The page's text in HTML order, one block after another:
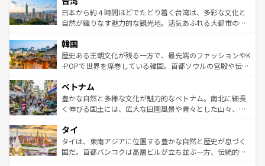
情報はコンテンツ一覧を参照してほしい。
人々、おいしいローカルフードやハワイアンミュージッ
ク、伝統的なフラダンスなど、すべてがハワイの魅力を彩
ワイを、存分に味わってほしい。 なお、新着のハワイ情報
はコンテンツ一覧を参照してほしい。
ク）、タスマニアの美しい原生林やケアンズの熱帯雨林な
ど、見どころがたくさん。また、カフェやワイン、オージ
いる。アクティビティも充実しており、サーフィンやダイ
ビング、ハイキングなど、アウトドア好きにはたまらな
い。オーストラリアの多彩な魅力を存分に味わいつくそ
参照してほしい。
日本から約４時間ほどでたどり着く台湾は、多彩な文化と
自然が織りなす魅力的な観光地。活気あふれる大都市の台
ン）、静ひつな山岳地帯である台湾東部など、都市の喧騒
と山間の静けさが共存しており、訪れる人に新しい発見と
驚きをもたらしてくれる。また、奥深い台湾の食文化も魅
容にもいいと評判のスイーツなど、バラエティ豊かな料理
が味わえる。 なお、新着の台湾情報は コンテンツ一覧を参
照してほしい。
韓国
歴史ある王朝文化が残る一方で、最先端のファッションやK
-POPで世界を席巻している韓国。首都ソウルの宮殿や伝統
き、地方に足を延ばせば四季折々の自然美を楽しむことが
できる。そして、キムチや焼肉、絶品のストリートフード
まで、さまざまな韓国料理が待っている。夜には、韓国な
リティに包まれながら、韓国の多彩な魅力を心ゆくまで味
わってみてほしい。 なお、新着の韓国情報はコンテンツ一
覧を参照してほしい。
ベトナム
豊かな自然と多様な文化が魅力的なベトナム。南北に細長
く伸びる国土には、広大な田園風景や青々とした山々、世
急速な発展と共に伝統が息づく。ハノイの古い町並みやホ
ーチミン市のフランス統治時代の建物も、独特の雰囲気を
醸し出している。また、バラエティの豊かさとおいしさで
タイ
タイは、東南アジアに位置する豊かな自然と歴史が息づく
国だ。首都バンコクは高層ビルが立ち並ぶ一方、伝統的な